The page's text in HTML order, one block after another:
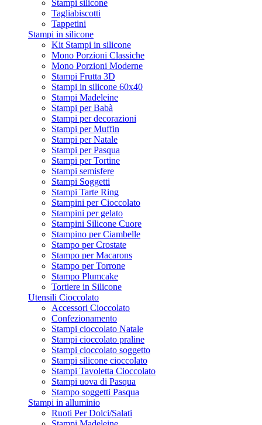
Stampi silicone
Tagliabiscotti
Tappetini
Stampi in silicone
Kit Stampi in silicone
Mono Porzioni Classiche
Mono Porzioni Moderne
Stampi Frutta 3D
Stampi in silicone 60x40
Stampi Madeleine
Stampi per Babà
Stampi per decorazioni
Stampi per Muffin
Stampi per Natale
Stampi per Pasqua
Stampi per Tortine
Stampi semisfere
Stampi Soggetti
Stampi Tarte Ring
Stampini per Cioccolato
Stampini per gelato
Stampini Silicone Cuore
Stampino per Ciambelle
Stampo per Crostate
Stampo per Macarons
Stampo per Torrone
Stampo Plumcake
Tortiere in Silicone
Utensili Cioccolato
Accessori Cioccolato
Confezionamento
Stampi cioccolato Natale
Stampi cioccolato praline
Stampi cioccolato soggetto
Stampi silicone cioccolato
Stampi Tavoletta Cioccolato
Stampi uova di Pasqua
Stampo soggetti Pasqua
Stampi in alluminio
Ruoti Per Dolci/Salati